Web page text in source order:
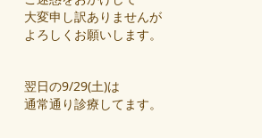
大変申し訳ありませんが
よろしくお願いします。
翌日の9/29(土)は
通常通り診療してます。